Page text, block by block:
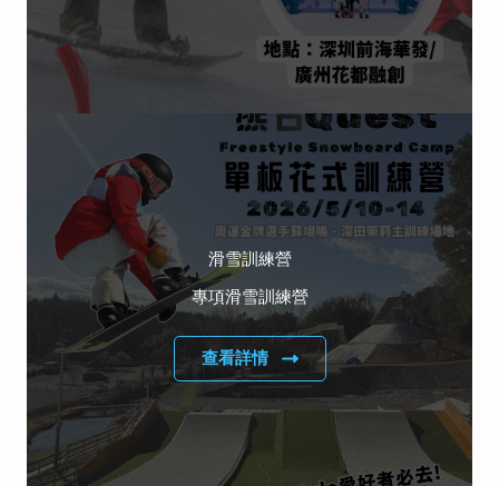
滑雪訓練營
專項滑雪訓練營
查看詳情